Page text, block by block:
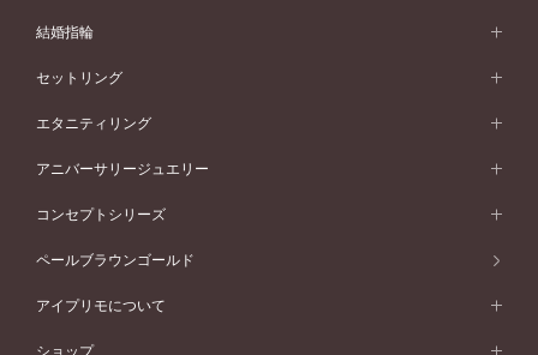
婚約指輪 (エンゲージリング)
婚約指輪一覧
ピンクゴールド
ペールブラウンゴールド
ウェーブライン
V字ライン
ワンサイドメレ
ダブルサイドメレ
シンプル
フェミニン
モード
50万円台～
40万円台～
結婚指輪
結婚指輪 (マリッジリング)
結婚指輪一覧
ピンクゴールド
ペールブラウンゴールド
ウェーブライン
V字ライン
ワンメレ
セベラルメレ
シンプル
セットリング
セットリング
セットリング一覧
ピンクゴールド
ペールブラウンゴールド
エタニティリング
エタニティリング
エタニティリング一覧
アニバーサリージュエリー
アニバーサリージュエリー
アニバーサリージュエリー一覧
コンセプトシリーズ
コンセプトシリーズ
オリジンビリーフ
ペールブラウンゴールド
アイプリモについて
アイプリモについて
ショップ